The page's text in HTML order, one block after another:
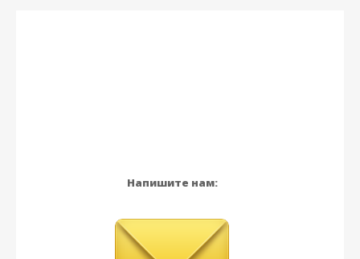
Напишите нам: